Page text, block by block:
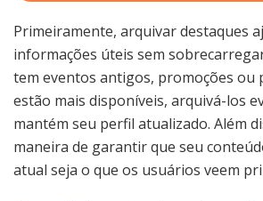
Primeiramente, arquivar destaques
informações úteis sem
tem eventos antigos, promoções ou
estão mais disponíveis, arquivá-los
mantém seu perfil atualizado. Além
maneira de garantir que seu
atual seja o que os usuários veem